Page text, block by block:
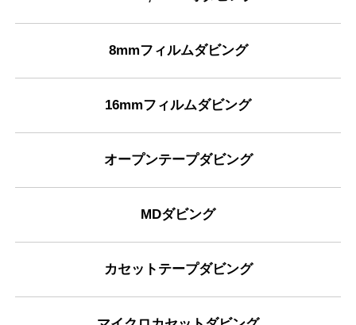
8mmフィルムダビング
16mmフィルムダビング
オープンテープダビング
MDダビング
カセットテープダビング